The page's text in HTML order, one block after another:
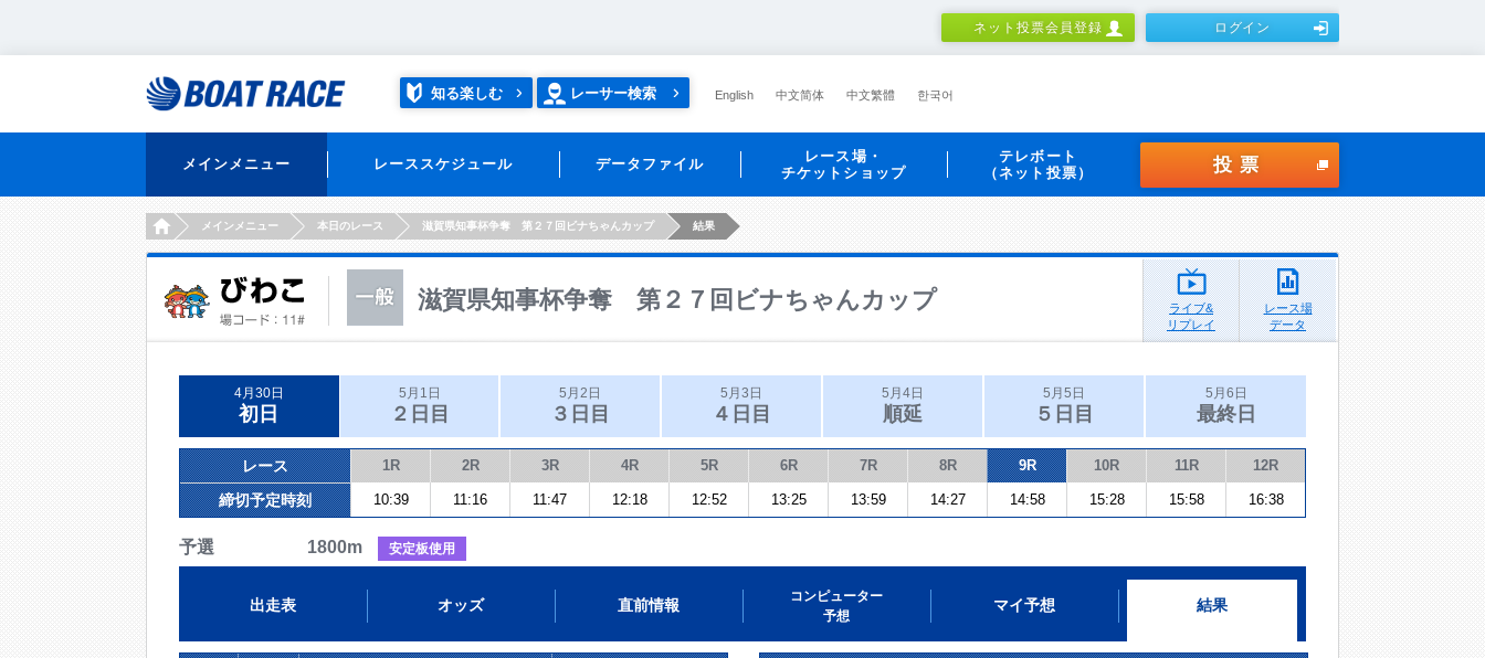
ネット投票会員登録 ログイン
知る楽しむ レーサー検索 English 中文简体 中文繁體 한국어
メインメニュー レーススケジュール データファイル
レース場・
チケットショップ
テレボート
（ネット投票）
投票
HOMEメインメニュー 本日のレース 滋賀県知事杯争奪 第２７回ビナちゃんカップ 結果
滋賀県知事杯争奪 第２７回ビナちゃんカップ
ライブ&
リプレイ
レース場
データ
4月30日
初日
5月1日
２日目
5月2日
３日目
5月3日
４日目
5月4日
順延
5月5日
５日目
5月6日
最終日
レース 1R 2R 3R 4R 5R 6R 7R 8R 9R 10R 11R 12R
締切予定時刻 10:39 11:16 11:47 12:18 12:52 13:25 13:59 14:27 14:58 15:28 15:58 16:38
予選 1800m 安定板使用
出走表 オッズ 直前情報
コンピューター
予想
マイ予想 結果